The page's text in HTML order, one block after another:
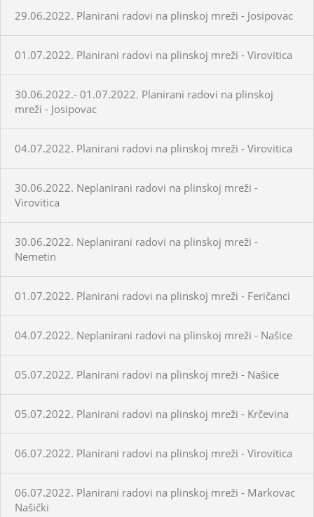
29.06.2022. Planirani radovi na plinskoj mreži - Josipovac
01.07.2022. Planirani radovi na plinskoj mreži - Virovitica
30.06.2022.- 01.07.2022. Planirani radovi na plinskoj
mreži - Josipovac
04.07.2022. Planirani radovi na plinskoj mreži - Virovitica
30.06.2022. Neplanirani radovi na plinskoj mreži -
Virovitica
30.06.2022. Neplanirani radovi na plinskoj mreži -
Nemetin
01.07.2022. Planirani radovi na plinskoj mreži - Feričanci
04.07.2022. Neplanirani radovi na plinskoj mreži - Našice
05.07.2022. Planirani radovi na plinskoj mreži - Našice
05.07.2022. Planirani radovi na plinskoj mreži - Krčevina
06.07.2022. Planirani radovi na plinskoj mreži - Virovitica
06.07.2022. Planirani radovi na plinskoj mreži - Markovac
Našički